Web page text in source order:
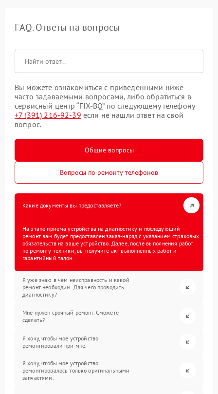
FAQ. Ответы на вопросы
Вы можете ознакомиться с приведенными ниже
часто задаваемыми вопросами, либо обратиться в
сервисный центр “FIX-BQ” по следующему телефону
+7 (391) 216-92-39 если не нашли ответ на свой
вопрос.
Общие вопросы
Вопросы по ремонту телефонов
Какие документы вы предоставляете?
На этапе приема устройства на диагностику и последующий
ремонт вам будет предоставлен заказ-наряд с указанием страховых
обязательств на ваше устройство. Далее, после выполнения работ
по ремонту техники, вы получите акт выполненных работ и
гарантийный талон.
Я уже знаю в чем неисправность и какой
ремонт необходим. Для чего проводить
диагностику?
Мне нужен срочный ремонт. Сможете
сделать?
Я хочу, чтобы мое устройство
ремонтировали при мне.
Я хочу, чтобы мое устройство
ремонтировалось только оригинальными
запчастями.